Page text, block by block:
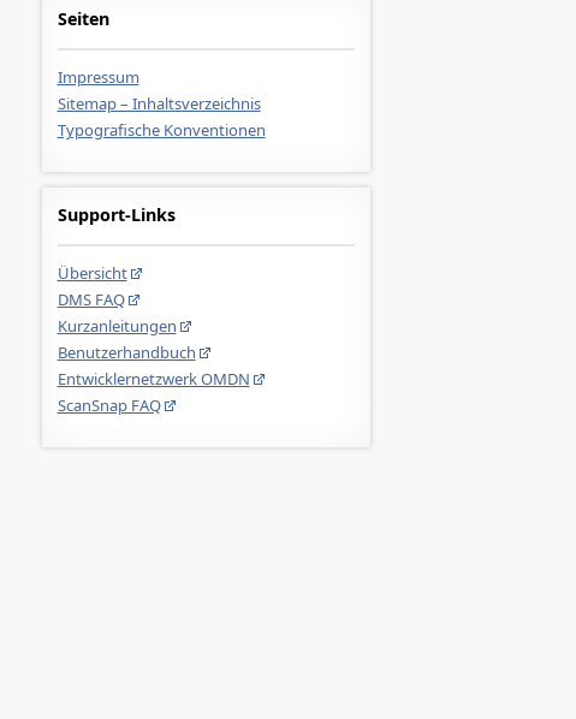
Seiten
Impressum
Sitemap – Inhaltsverzeichnis
Typografische Konventionen
Support-Links
Übersicht
DMS FAQ
Kurzanleitungen
Benutzerhandbuch
Entwicklernetzwerk OMDN
ScanSnap FAQ